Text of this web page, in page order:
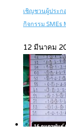
เชิญชวนผู้ประก
กิจกรรม SMEs
12 มีนาคม